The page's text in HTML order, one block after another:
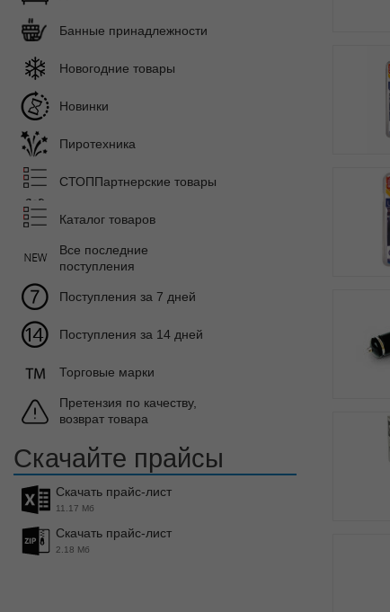
Банные принадлежности
Новогодние товары
Новинки
Пиротехника
СТОППартнерские товары
Каталог товаров
Все последние
поступления
Поступления за 7 дней
Поступления за 14 дней
Торговые марки
Претензия по качеству,
возврат товара
Скачайте прайсы
Скачать прайс-лист
11.17 Мб
Скачать прайс-лист
2.18 Мб